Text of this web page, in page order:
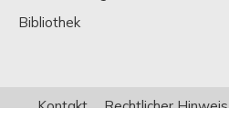
Bibliothek
Kontakt Rechtlicher Hinweis